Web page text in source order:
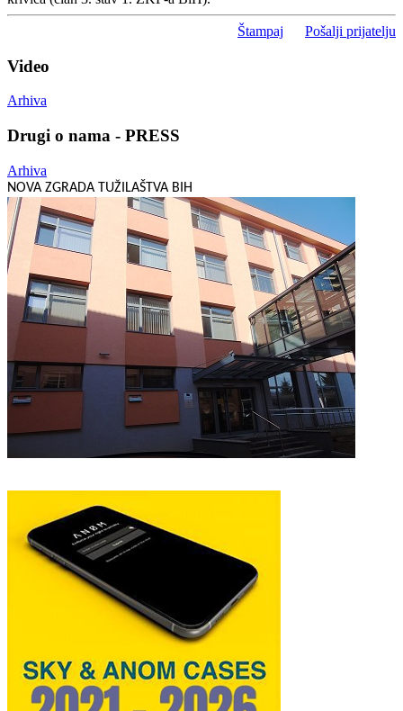
Štampaj Pošalji prijatelju
Video
Arhiva
Drugi o nama - PRESS
Arhiva
NOVA ZGRADA TUŽILAŠTVA BIH